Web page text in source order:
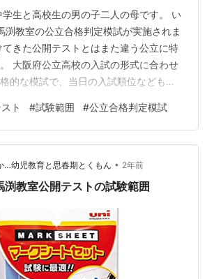
学生と高校生の男の子二人の母です。 い
渕教室の公立合格判定模試が実施されま
きた公開テストとはまた違う公立に特
大阪府公立高校の入試の形式に合わせ
的な模試で、当日の入試順位なども予
っていると思います(汗) 公開テスト同
が存在します。 公立合格判定模試試験
習ってきたところまで…という感じです
関しては、少し詳しく書いてあります
と思います。 yushun.hatenablog.jp
ト #試験範囲 #公立合格判定模試
…幼児教育と思春期とくもん • 2年前
教室公開テストの試験範囲